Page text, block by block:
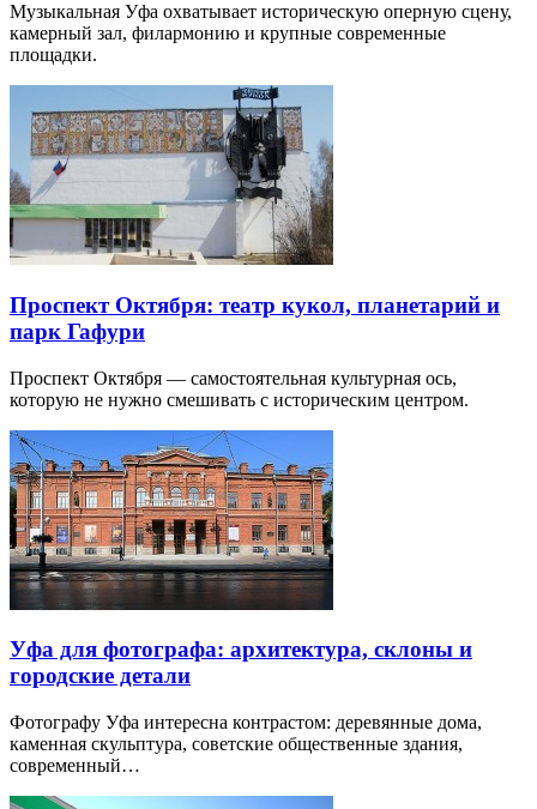
Музыкальная Уфа охватывает историческую оперную сцену,
камерный зал, филармонию и крупные современные
площадки.
Проспект Октября: театр кукол, планетарий и
парк Гафури
Проспект Октября — самостоятельная культурная ось,
которую не нужно смешивать с историческим центром.
Уфа для фотографа: архитектура, склоны и
городские детали
Фотографу Уфа интересна контрастом: деревянные дома,
каменная скульптура, советские общественные здания,
современный…